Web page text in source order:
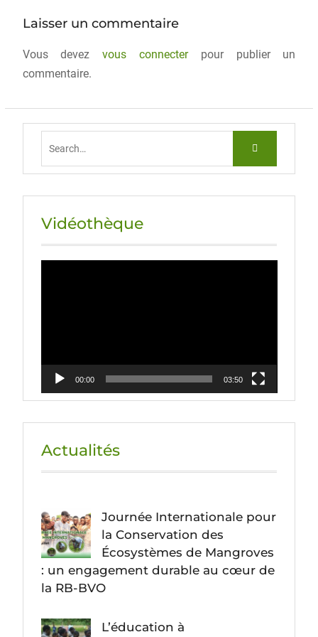
o
k
o
Laisser un commentaire
Vous devezvous connecterpour publier un
commentaire.
Vidéothèque
00:00 03:50
Actualités
Journée Internationale pour
la Conservation des
Écosystèmes de Mangroves
: un engagement durable au cœur de
la RB-BVO
L’éducation à